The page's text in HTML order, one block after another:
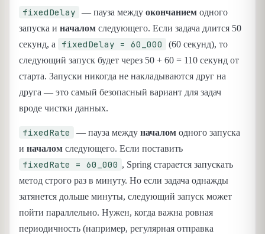
fixedDelay — пауза между окончанием одного
запуска и началом следующего. Если задача длится 50
секунд, а
fixedDelay = 60_000
(60 секунд), то
следующий запуск будет через 50 + 60 = 110 секунд от
старта. Запуски никогда не накладываются друг на
друга — это самый безопасный вариант для задач
вроде чистки данных.
fixedRate — пауза между началом одного запуска
и началом следующего. Если поставить
fixedRate = 60_000 , Spring старается запускать
метод строго раз в минуту. Но если задача однажды
затянется дольше минуты, следующий запуск может
пойти параллельно. Нужен, когда важна ровная
периодичность (например, регулярная отправка